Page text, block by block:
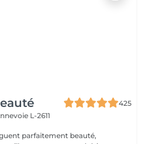
425
L-2611
parfaitement beauté,